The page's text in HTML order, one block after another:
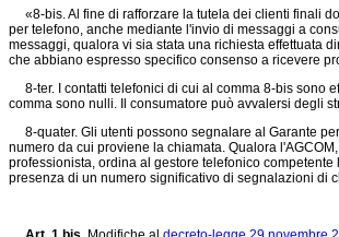
«8-bis. Al fine di rafforzare la tutela dei clienti finali
per telefono, anche mediante l'invio di messaggi a
messaggi, qualora vi sia stata una richiesta effettuata
che abbiano espresso specifico consenso a ricevere
8-ter. I contatti telefonici di cui al comma 8-bis sono
comma sono nulli. Il consumatore può avvalersi degli
8-quater. Gli utenti possono segnalare al Garante
numero da cui proviene la chiamata. Qualora
professionista, ordina al gestore telefonico
presenza di un numero significativo di segnalazioni di